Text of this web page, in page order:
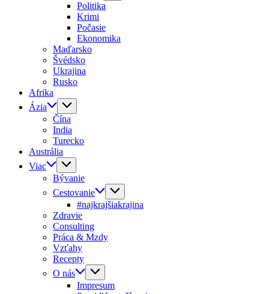
Politika
Krimi
Počasie
Ekonomika
Maďarsko
Švédsko
Ukrajina
Rusko
Afrika
Ázia
Čína
India
Turecko
Austrália
Viac
Bývanie
Cestovanie
#najkrajšiakrajina
Zdravie
Consulting
Práca & Mzdy
Vzťahy
Recepty
O nás
Impresum